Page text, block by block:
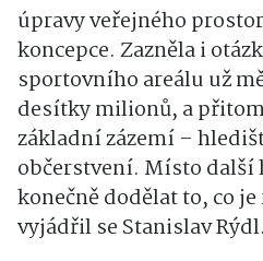
úpravy veřejného
koncepce. Zazněla i
sportovního areálu už
desítky milionů, a
základní zázemí –
občerstvení. Místo další
konečně dodělat to, co
vyjádřil se Stanislav Rýdl.